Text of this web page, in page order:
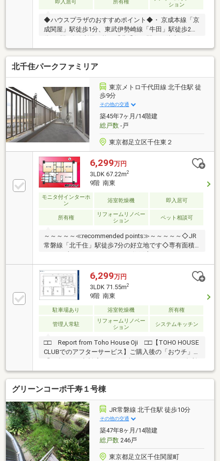
即入居可 所有権
ション
◆ハウスプラザのおすすめポイント◆・ 京成本線「京
成関屋」駅徒歩1分、東武伊勢崎線「牛田」駅徒歩2
立地・足立区立千寿第八小学校まで徒歩9分立地、足
立区立千寿桜堤中学校まで徒歩7分の為、安心して通
わせることができます。・充実の周辺環境（学校、買
い物施設、公共施設が近い大変ありがたいことに…◆
当社はGoogle口コミ4.4の評価をいただいております
◆【本日見学可能です】『今日見たい』『明日みた
い』という方はフリーダイヤル0120-566-877まで、お
問い合わせ下さい！
北千住パークファミリア
東京メトロ千代田線 北千住駅 徒
歩9分
その他の交通
築45年7ヶ月/14階建
総戸数-戸
東京都足立区千住東２
6,299万円
3LDK 67.22m2
9階 南東
モニタ付インターホ
ン
浴室乾燥機 即入居可
所有権
リフォームリノベー
ション
ペット相談可
～～～～～≪recommended points≫～～～～～◇JR
常磐線「北千住」駅徒歩7分の好立地です◇専有面積
ョンで生まれ変わった上質な空間◇食洗機や浴室乾燥
機など充実の設備◇総戸数219世帯の規模を誇る良好
な管理体制～～～～～～～～～～～～～～～～～～～
～～～◆頭金0円から購入可!長期低金利50年ローン!◆
提携銀行多数、住宅ローンご相談下さい!◆車でまとめ
てご案内!自宅まで送迎も可!◆年中無休!即日対応させ
ていただきます!◆5000円QUOプレゼントキャンペー
ン♪◆フジテレビ等でCM放映♪
6,299万円
3LDK 71.55m2
9階 南東
駐車場あり 浴室乾燥機 所有権
管理人常駐
リフォームリノベー
ション
システムキッチン
□□ Report from Toho House Oji □□【TOHO HOUSE
CLUBでのアフターサービス】ご購入後の「おウチ」と
上昇時のリスクヘッジ、借換え相談、繰上返済のタイ
ミング、各種保険の見直し・・・etc・おウチの設備保
証や定期点検、駆け付けサービス・・・etc購入前のタ
イミングは勿論、購入後のご不安につきましてもご相
談可能です！まずはお気軽に現地をご覧下さいませ。
物件の詳細について、ご見学希望のお客様は下記番号
までお気軽にご連絡下さい。お問い合わせ専用フリー
ダイヤル ： ０１２０－６６１－０４０
グリーンコーポ千寿１号棟
JR常磐線 北千住駅 徒歩10分
その他の交通
築47年8ヶ月/14階建
総戸数246戸
東京都足立区千住関屋町